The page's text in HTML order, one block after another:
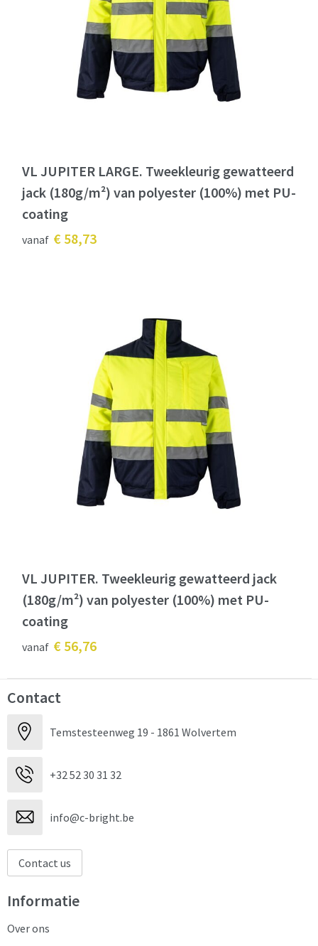
VL JUPITER LARGE. Tweekleurig gewatteerd
jack (180g/m²) van polyester (100%) met PU-
coating
vanaf € 58,73
VL JUPITER. Tweekleurig gewatteerd jack
(180g/m²) van polyester (100%) met PU-
coating
vanaf € 56,76
Contact
Temstesteenweg 19 - 1861 Wolvertem
+32 52 30 31 32
info@c-bright.be
Contact us
Informatie
Over ons